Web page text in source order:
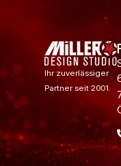
Ihr zuverlässiger
Partner seit 2001.